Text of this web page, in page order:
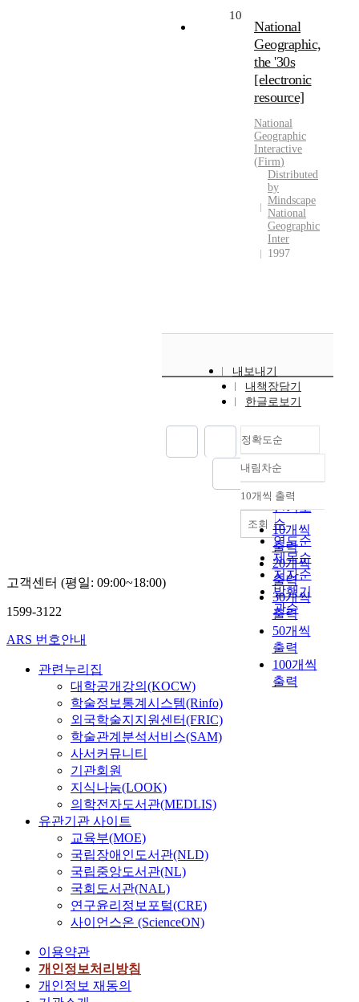
10
National
Geographic,
the '30s
[electronic
resource]
National
Geographic
Interactive
(Firm)
Distributed
by
Mindscape
National
Geographic
Inter
1997
내보내기
내책장담기
한글로보기
정확도순
정확도
순
인기도
순
연도순
제목순
저자순
발행기
관순
내림차순
내림차순
10개씩 출력
10개씩
출력
20개씩
출력
30개씩
출력
50개씩
출력
100개씩
출력
조회
고객센터 (평일: 09:00~18:00)
1599-3122
ARS 번호안내
관련누리집
대학공개강의(KOCW)
학술정보통계시스템(Rinfo)
외국학술지지원센터(FRIC)
학술관계분석서비스(SAM)
사서커뮤니티
기관회원
지식나눔(LOOK)
의학전자도서관(MEDLIS)
유관기관 사이트
교육부(MOE)
국립장애인도서관(NLD)
국립중앙도서관(NL)
국회도서관(NAL)
연구윤리정보포털(CRE)
사이언스온 (ScienceON)
이용약관
개인정보처리방침
개인정보 재동의